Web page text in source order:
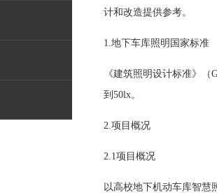
计和改造提供参考。
1.地下车库照明国家标准
《建筑照明设计标准》
到50lx。
2.项目概况
2.1项目概况
以高校地下机动车库智慧